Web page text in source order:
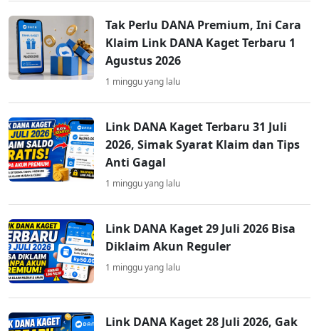
Tak Perlu DANA Premium, Ini Cara
Klaim Link DANA Kaget Terbaru 1
Agustus 2026
1 minggu yang lalu
Link DANA Kaget Terbaru 31 Juli
2026, Simak Syarat Klaim dan Tips
Anti Gagal
1 minggu yang lalu
Link DANA Kaget 29 Juli 2026 Bisa
Diklaim Akun Reguler
1 minggu yang lalu
Link DANA Kaget 28 Juli 2026, Gak